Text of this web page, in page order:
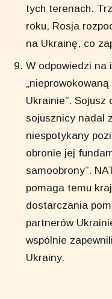
tych terenach.
roku, Rosja
na Ukrainę, co
W odpowiedzi na
Ukrainie”. Sojusz
sojusznicy nadal
niespotykany
obronie jej
samoobrony”.
pomaga temu
dostarczania
partnerów
wspólnie
Ukrainy.